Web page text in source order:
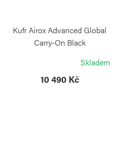
Kufr Airox Advanced Global
Carry-On Black
Skladem
10 490 Kč